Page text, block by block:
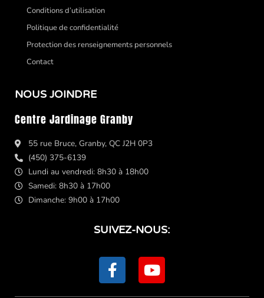
Conditions d’utilisation
Politique de confidentialité
Protection des renseignements personnels
Contact
NOUS JOINDRE
Centre Jardinage Granby
55 rue Bruce, Granby, QC J2H 0P3
(450) 375-6139
Lundi au vendredi: 8h30 à 18h00
Samedi: 8h30 à 17h00
Dimanche: 9h00 à 17h00
SUIVEZ-NOUS:
F
a
c
Y
o
u